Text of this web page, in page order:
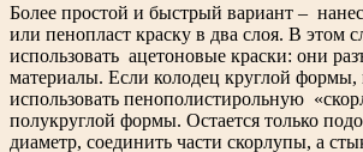
Более простой и быстрый вариант –
или пенопласт краску в два слоя. В этом
использовать ацетоновые краски: они
материалы. Если колодец круглой
использовать пенополистирольную
полукруглой формы. Остается только
диаметр, соединить части скорлупы, а